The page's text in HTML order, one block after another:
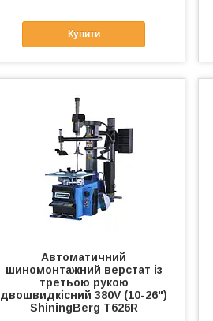
Купити
Автоматичний
шиномонтажний верстат із
третьою рукою
двошвидкісний 380V (10-26")
ShiningBerg T626R